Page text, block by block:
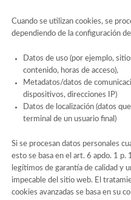
Cuando se utilizan cookies, se
dependiendo de la configuración
Datos de uso (por ejemplo,
contenido, horas de acceso),
Metadatos/datos de
dispositivos, direcciones IP)
Datos de localización (datos
terminal de un usuario final)
Si se procesan datos personales
esto se basa en el art. 6 apdo. 1
legítimos de garantía de calidad y
impecable del sitio web. El
cookies avanzadas se basa en su